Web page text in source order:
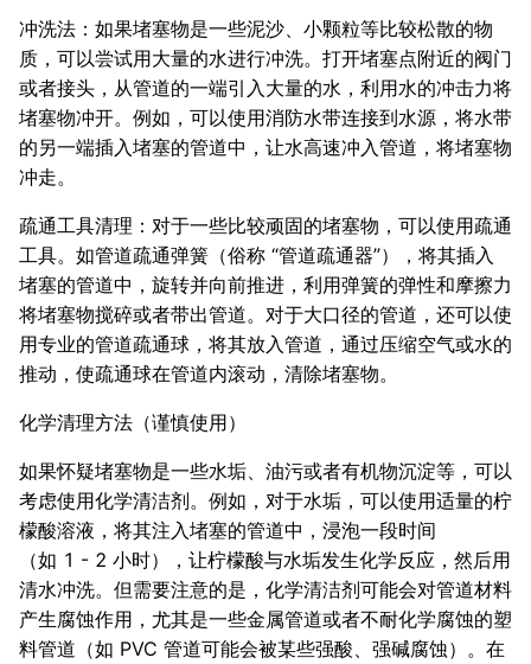
冲洗法：如果堵塞物是一些泥沙、小颗粒等比较松散的物
质，可以尝试用大量的水进行冲洗。打开堵塞点附近的阀门
或者接头，从管道的一端引入大量的水，利用水的冲击力将
堵塞物冲开。例如，可以使用消防水带连接到水源，将水带
的另一端插入堵塞的管道中，让水高速冲入管道，将堵塞物
冲走。
疏通工具清理：对于一些比较顽固的堵塞物，可以使用疏通
工具。如管道疏通弹簧（俗称 “管道疏通器”），将其插入
堵塞的管道中，旋转并向前推进，利用弹簧的弹性和摩擦力
将堵塞物搅碎或者带出管道。对于大口径的管道，还可以使
用专业的管道疏通球，将其放入管道，通过压缩空气或水的
推动，使疏通球在管道内滚动，清除堵塞物。
化学清理方法（谨慎使用）
如果怀疑堵塞物是一些水垢、油污或者有机物沉淀等，可以
考虑使用化学清洁剂。例如，对于水垢，可以使用适量的柠
檬酸溶液，将其注入堵塞的管道中，浸泡一段时间
（如 1 - 2 小时），让柠檬酸与水垢发生化学反应，然后用
清水冲洗。但需要注意的是，化学清洁剂可能会对管道材料
产生腐蚀作用，尤其是一些金属管道或者不耐化学腐蚀的塑
料管道（如 PVC 管道可能会被某些强酸、强碱腐蚀）。在